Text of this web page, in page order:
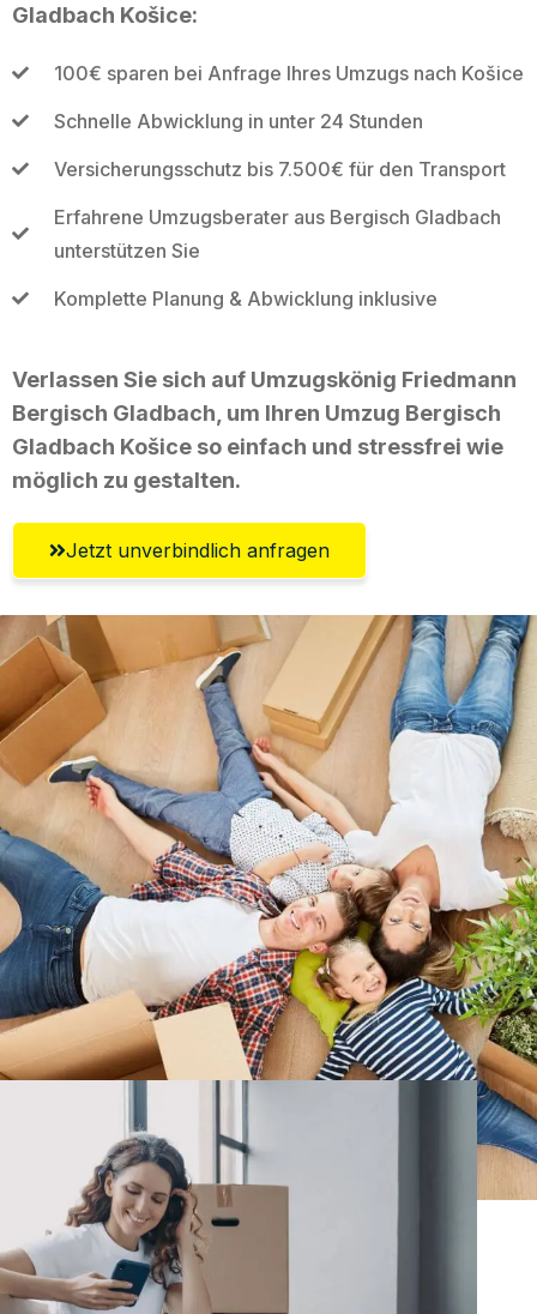
Gladbach Košice:
100€ sparen bei Anfrage Ihres Umzugs nach Košice
Schnelle Abwicklung in unter 24 Stunden
Versicherungsschutz bis 7.500€ für den Transport
Erfahrene Umzugsberater aus Bergisch Gladbach
unterstützen Sie
Komplette Planung & Abwicklung inklusive
Verlassen Sie sich auf Umzugskönig Friedmann
Bergisch Gladbach, um Ihren Umzug Bergisch
Gladbach Košice so einfach und stressfrei wie
möglich zu gestalten.
Jetzt unverbindlich anfragen